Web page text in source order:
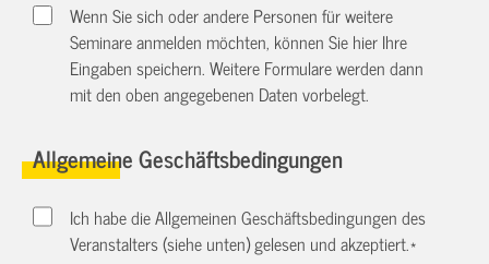
Wenn Sie sich oder andere Personen für weitere
Seminare anmelden möchten, können Sie hier Ihre
Eingaben speichern. Weitere Formulare werden dann
mit den oben angegebenen Daten vorbelegt.
Allgemeine Geschäftsbedingungen
Ich habe die Allgemeinen Geschäftsbedingungen des
Veranstalters (siehe unten) gelesen und akzeptiert.*